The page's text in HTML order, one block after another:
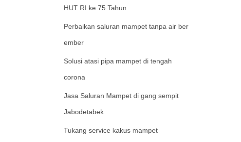
HUT RI ke 75 Tahun
Perbaikan saluran mampet tanpa air ber
ember
Solusi atasi pipa mampet di tengah
corona
Jasa Saluran Mampet di gang sempit
Jabodetabek
Tukang service kakus mampet